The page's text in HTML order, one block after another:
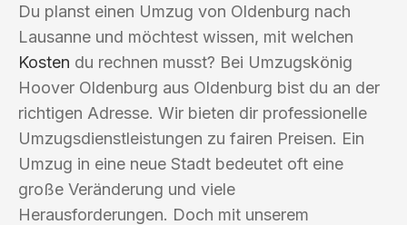
Du planst einen Umzug von Oldenburg nach
Lausanne und möchtest wissen, mit welchen
Kosten du rechnen musst? Bei Umzugskönig
Hoover Oldenburg aus Oldenburg bist du an der
richtigen Adresse. Wir bieten dir professionelle
Umzugsdienstleistungen zu fairen Preisen. Ein
Umzug in eine neue Stadt bedeutet oft eine
große Veränderung und viele
Herausforderungen. Doch mit unserem